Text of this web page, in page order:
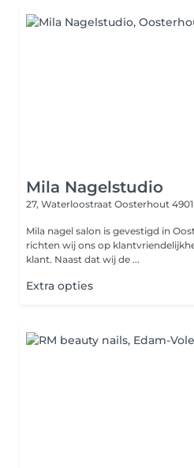
Mila Nagelstudio
27, Waterloostraat Oosterhout
Mila nagel salon is gevestigd in
richten wij ons op
klant. Naast dat wij de ...
Extra opties